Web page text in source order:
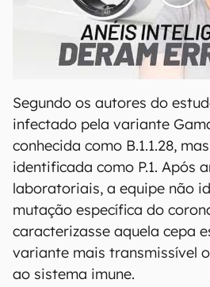
00:00/21:11
Segundo os autores do
infectado pela variante
conhecida como B.1.1.28,
identificada como P.1. Após
laboratoriais, a equipe não
mutação específica do
caracterizasse aquela cepa
variante mais transmissível
ao sistema imune.